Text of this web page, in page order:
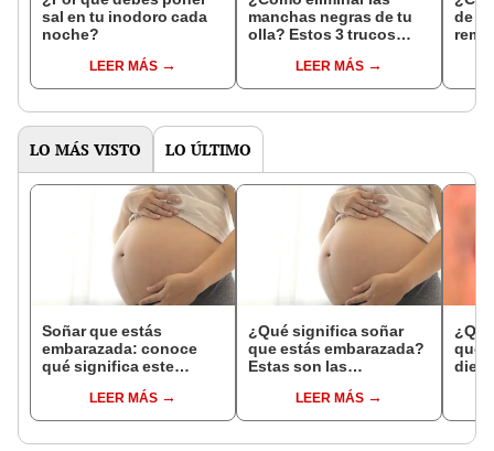
sal en tu inodoro cada
noche?
LEER MÁS
manchas negras de tu
olla? Estos 3 trucos
LEER MÁS
de
LO MÁS VISTO LO ÚLTIMO
Soñar que estás
embarazada: conoce
qué significa este
LEER MÁS
¿Qué significa soñar
que estás embarazada?
Estas son las
comunesLEER MÁS
que